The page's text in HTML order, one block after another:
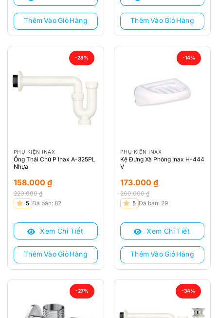
152.000 ₫.
Thêm Vào Giỏ Hàng
152.000 ₫.
Thêm Vào Giỏ Hàng
-28%
PHỤ KIỆN INAX
Ống Thải Chữ P Inax A-325PL
Nhựa
220.000₫
Giá
là:
220.000 ₫.
158.000 ₫
Giá
tại
158.000 ₫.
5 Đã bán: 82
Xem Chi Tiết
Thêm Vào Giỏ Hàng
-14%
PHỤ KIỆN INAX
Kệ Đựng Xà Phòng Inax H-444
V
200.000₫
Giá
là:
200.000 ₫.
173.000 ₫
Giá
tại
173.000 ₫.
5 Đã bán: 29
Xem Chi Tiết
Thêm Vào Giỏ Hàng
-27% -34%